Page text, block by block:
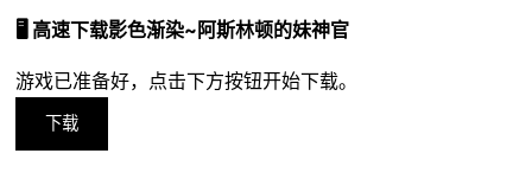
🖥️ 高速下载影色渐染~阿斯林顿的妹神官
游戏已准备好，点击下方按钮开始下载。
下载